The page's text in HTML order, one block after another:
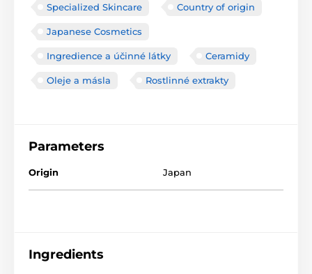
Specialized Skincare Country of origin
Japanese Cosmetics
Ingredience a účinné látky Ceramidy
Oleje a másla Rostlinné extrakty
Parameters
Origin Japan
Ingredients